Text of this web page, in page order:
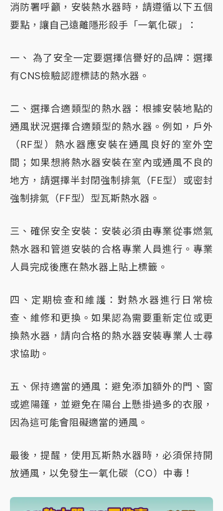
消防署呼籲，安裝熱水器時，請遵循以下五個
要點，讓自己遠離隱形殺手「一氧化碳」：
一、 為了安全一定要選擇信譽好的品牌：選擇
有CNS檢驗認證標誌的熱水器。
二、選擇合適類型的熱水器：根據安裝地點的
通風狀況選擇合適類型的熱水器。例如，戶外
（RF型）熱水器應安裝在通風良好的室外空
間；如果想將熱水器安裝在室內或通風不良的
地方，請選擇半封閉強制排氣（FE型）或密封
強制排氣（FF型）型瓦斯熱水器。
三、確保安全安裝：安裝必須由專業從事燃氣
熱水器和管道安裝的合格專業人員進行。專業
人員完成後應在熱水器上貼上標籤。
四、定期檢查和維護：對熱水器進行日常檢
查、維修和更換。如果認為需要重新定位或更
換熱水器，請向合格的熱水器安裝專業人士尋
求協助。
五、保持適當的通風：避免添加額外的門、窗
或遮陽篷，並避免在陽台上懸掛過多的衣服，
因為這可能會阻礙適當的通風。
最後，提醒，使用瓦斯熱水器時，必須保持開
放通風，以免發生一氧化碳（CO）中毒！